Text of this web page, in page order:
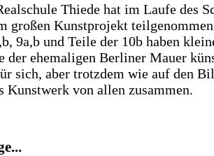
Thiede hat im Laufe des
großen Kunstprojekt
9a,b und Teile der 10b haben
der ehemaligen Berliner Mauer
sich, aber trotzdem wie auf den
Kunstwerk von allen zusammen.